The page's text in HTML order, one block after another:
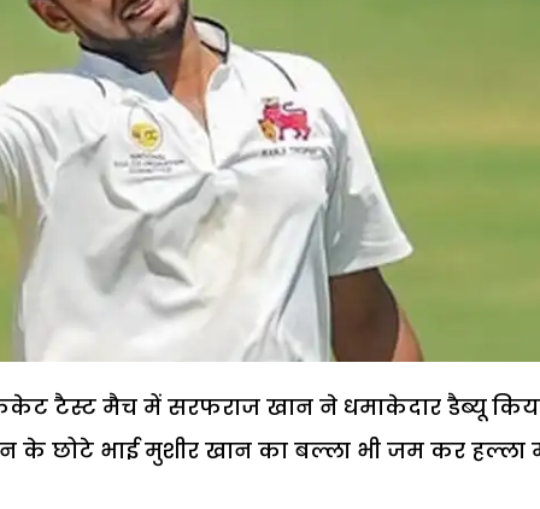
टैस्ट मैच में सरफराज खान ने धमाकेदार डैब्यू
के छोटे भाई मुशीर खान का बल्ला भी जम कर हल्ला